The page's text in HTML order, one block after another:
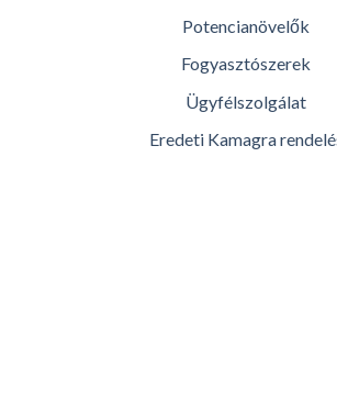
Potencianövelők
Fogyasztószerek
Ügyfélszolgálat
Eredeti Kamagra